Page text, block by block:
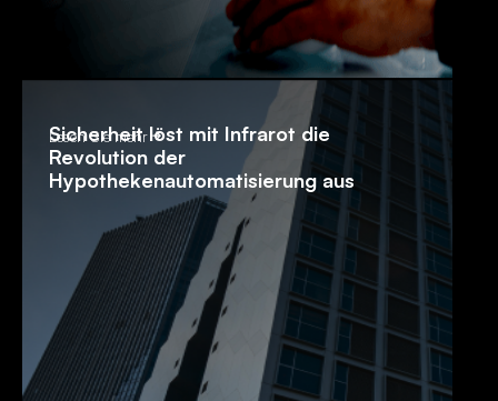
Sicherheit löst mit Infrarot die
Revolution der
Hypothekenautomatisierung aus
Lesen Sie mehr